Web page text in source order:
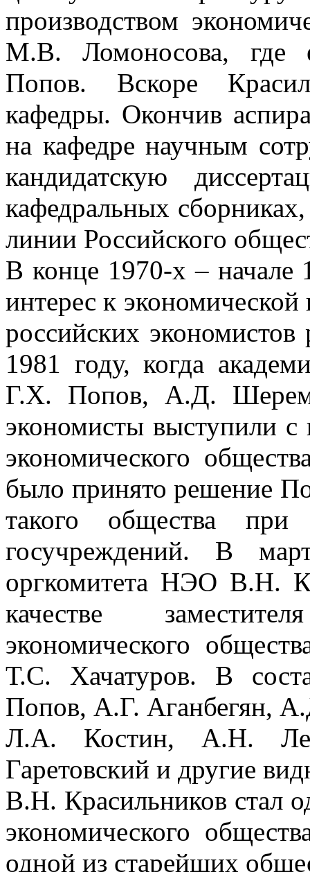
производством
М.В. Ломоносова, где
Попов. Вскоре
кафедры. Окончив
на кафедре научным
кандидатскую
кафедральных
линии Российского
В конце 1970-х – начале
интерес к
российских экономистов
1981 году, когда
Г.Х. Попов, А.Д.
экономисты выступили с
экономического
было принято решение
такого общества
госучреждений. В
оргкомитета НЭО В.Н.
качестве
экономического
Т.С. Хачатуров. В
Попов, А.Г. Аганбегян,
Л.А. Костин, А.Н.
Гаретовский и другие
В.Н. Красильников стал
экономического
одной из старейших